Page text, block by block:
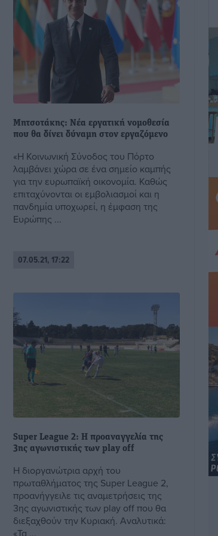
Μητσοτάκης: Νέα εργατική νομοθεσία
που θα δίνει δύναμη στον εργαζόμενο
«Η Κοινωνική Σύνοδος του Πόρτο
λαμβάνει χώρα σε ένα σημείο καμπής
για την ευρωπαϊκή οικονομία. Καθώς
επιταχύνονται οι εμβολιασμοί και η
πανδημία υποχωρεί, η έμφαση της
Ευρώπης ...
07.05.21, 17:22
Super League 2: Η προαναγγελία της
3ης αγωνιστικής των play off
Η διοργανώτρια αρχή του
πρωταθλήματος της Super League 2,
προανήγγειλε τις αναμετρήσεις της
3ης αγωνιστικής των play off που θα
διεξαχθούν την Κυριακή. Αναλυτικά:
«Τα ...